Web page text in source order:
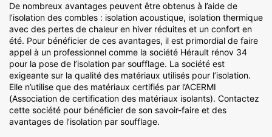
De nombreux avantages peuvent être obtenus à l’aide de
l’isolation des combles : isolation acoustique, isolation thermique
avec des pertes de chaleur en hiver réduites et un confort en
été. Pour bénéficier de ces avantages, il est primordial de faire
appel à un professionnel comme la société Hérault rénov 34
pour la pose de l’isolation par soufflage. La société est
exigeante sur la qualité des matériaux utilisés pour l’isolation.
Elle n’utilise que des matériaux certifiés par l’ACERMI
(Association de certification des matériaux isolants). Contactez
cette société pour bénéficier de son savoir-faire et des
avantages de l’isolation par soufflage.